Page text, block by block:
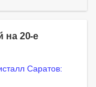
на 20-е
Саратов: